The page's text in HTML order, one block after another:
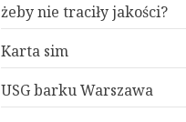
żeby nie traciły jakości?
Karta sim
USG barku Warszawa